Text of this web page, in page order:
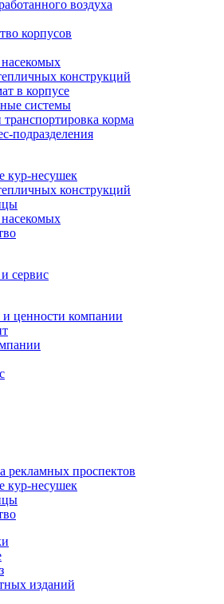
воздуха
корпусов
насекомых
конструкций
в корпусе
системы
корма
подразделения
кур-несушек
конструкций
насекомых
сервис
ценности компании
рекламных проспектов
кур-несушек
изданий